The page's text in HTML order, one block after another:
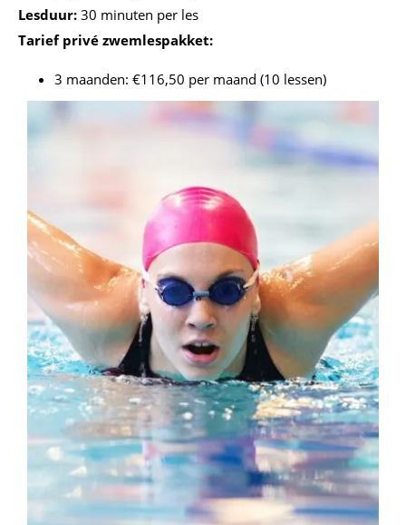
Lesduur: 30 minuten per les
Tarief privé zwemlespakket:
3 maanden: €116,50 per maand (10 lessen)